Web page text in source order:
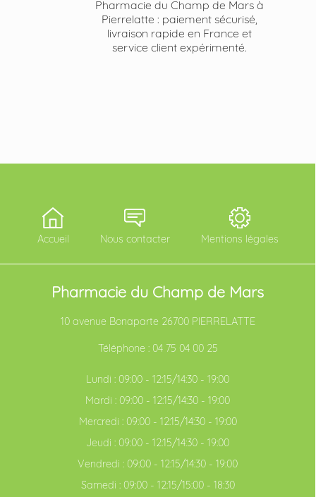
Pharmacie du Champ de Mars à
Pierrelatte : paiement sécurisé,
livraison rapide en France et
service client expérimenté.
Accueil Nous contacter Mentions légales
Pharmacie du Champ de Mars
10 avenue Bonaparte 26700 PIERRELATTE
Téléphone : 04 75 04 00 25
Lundi : 09:00 - 12:15/14:30 - 19:00
Mardi : 09:00 - 12:15/14:30 - 19:00
Mercredi : 09:00 - 12:15/14:30 - 19:00
Jeudi : 09:00 - 12:15/14:30 - 19:00
Vendredi : 09:00 - 12:15/14:30 - 19:00
Samedi : 09:00 - 12:15/15:00 - 18:30